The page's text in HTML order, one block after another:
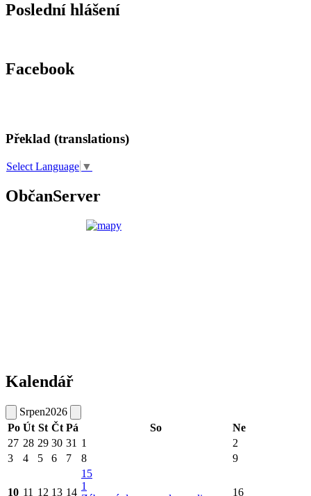
Poslední hlášení
Facebook
Překlad (translations)
Select Language ▼
ObčanServer
Kalendář
Srpen2026
Po Út St Čt Pá So
Ne
27 28 29 30 31 1
2
3
4 5 6 7 8 9
10 11 12 13 14
15
1
16